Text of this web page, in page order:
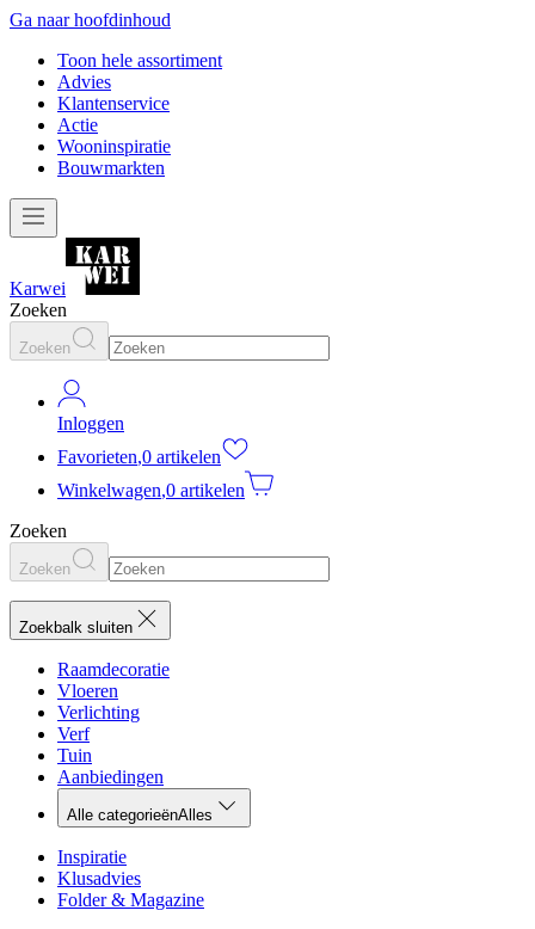
Ga naar hoofdinhoud
Toon hele assortiment
Advies
Klantenservice
Actie
Wooninspiratie
Bouwmarkten
Karwei
Zoeken
Zoeken
Inloggen
Favorieten,0 artikelen
Winkelwagen,0 artikelen
Zoeken
Zoeken
Zoekbalk sluiten
Raamdecoratie
Vloeren
Verlichting
Verf
Tuin
Aanbiedingen
Alle categorieënAlles
Inspiratie
Klusadvies
Folder & Magazine